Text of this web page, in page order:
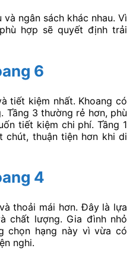
ngân sách khác nhau. Vì
hợp sẽ quyết định trải
6
tiết kiệm nhất. Khoang có
Tầng 3 thường rẻ hơn, phù
tiết kiệm chi phí. Tầng 1
thuận tiện hơn khi di
4
thoải mái hơn. Đây là lựa
chất lượng. Gia đình nhỏ
chọn hạng này vì vừa có
nghi.